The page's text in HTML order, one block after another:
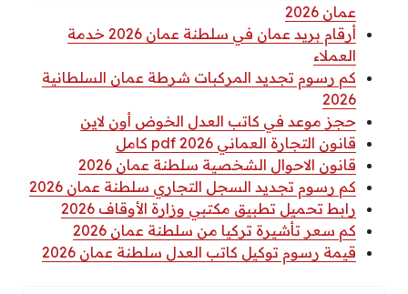
عمان 2026
أرقام بريد عمان في سلطنة عمان 2026 خدمة
العملاء
كم رسوم تجديد المركبات شرطة عمان السلطانية
2026
حجز موعد في كاتب العدل الخوض أون لاين
قانون التجارة العماني 2026 pdf كامل
قانون الاحوال الشخصية سلطنة عمان 2026
كم رسوم تجديد السجل التجاري سلطنة عمان 2026
رابط تحميل تطبيق مكتبي وزارة الأوقاف 2026
كم سعر تأشيرة تركيا من سلطنة عمان 2026
قيمة رسوم توكيل كاتب العدل سلطنة عمان 2026